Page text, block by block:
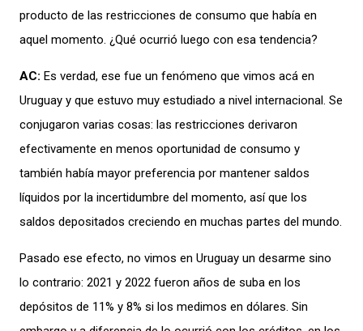
producto de las restricciones de consumo que había en
aquel momento. ¿Qué ocurrió luego con esa tendencia?
AC: Es verdad, ese fue un fenómeno que vimos acá en
Uruguay y que estuvo muy estudiado a nivel internacional. Se
conjugaron varias cosas: las restricciones derivaron
efectivamente en menos oportunidad de consumo y
también había mayor preferencia por mantener saldos
líquidos por la incertidumbre del momento, así que los
saldos depositados creciendo en muchas partes del mundo.
Pasado ese efecto, no vimos en Uruguay un desarme sino
lo contrario: 2021 y 2022 fueron años de suba en los
depósitos de 11% y 8% si los medimos en dólares. Sin